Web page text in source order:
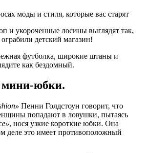
и укороченные лосины выглядят так,
детский магазин!
футболка, широкие штаны и
как бездомный.
мини-юбки.
Пенни Голдстоун говорит, что
попадают в ловушки, пытаясь
, нося узкие короткие юбки. Она
деле это имеет противоположный